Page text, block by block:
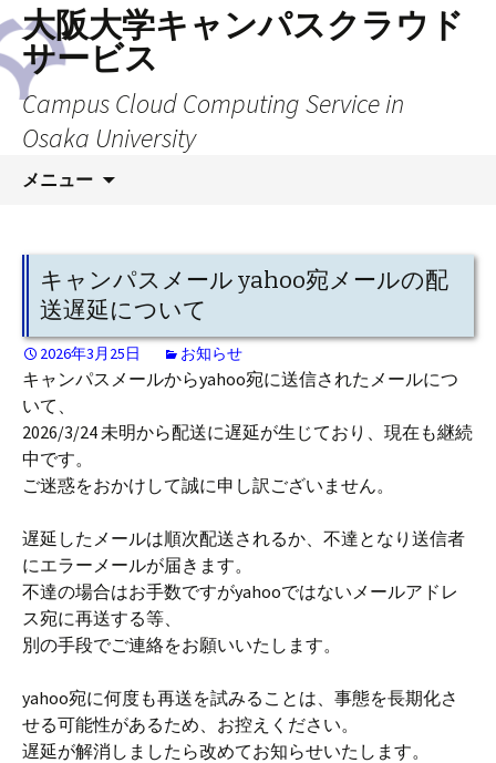
大阪大学キャンパスクラウド
サービス
Campus Cloud Computing Service in
Osaka University
メニュー
ツ
へ
ス
キ
ッ
キャンパスメール yahoo宛メールの配
送遅延について
2026年3月25日 お知らせ
キャンパスメールからyahoo宛に送信されたメールにつ
いて、
2026/3/24 未明から配送に遅延が生じており、現在も継続
中です。
ご迷惑をおかけして誠に申し訳ございません。
遅延したメールは順次配送されるか、不達となり送信者
にエラーメールが届きます。
不達の場合はお手数ですがyahooではないメールアドレ
ス宛に再送する等、
別の手段でご連絡をお願いいたします。
yahoo宛に何度も再送を試みることは、事態を長期化さ
せる可能性があるため、お控えください。
遅延が解消しましたら改めてお知らせいたします。